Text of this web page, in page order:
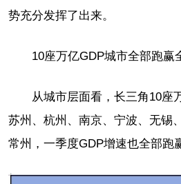
势充分发挥了出来。
10座万亿GDP城市全部跑赢
从城市层面看，长三角10座
苏州、杭州、南京、宁波、无锡
常州，一季度GDP增速也全部跑